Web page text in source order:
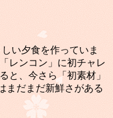
い夕食を作っていま
レンコン」に初チャレ
と、今さら「初素材」
まだまだ新鮮さがある